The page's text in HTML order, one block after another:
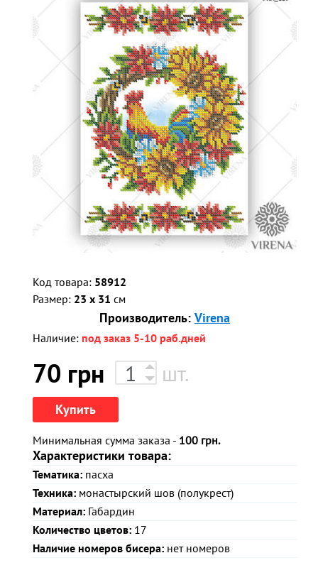
Код товара: 58912
Размер: 23 x 31 см
Производитель: Virena
Наличие: под заказ 5-10 раб.дней
70 грн шт.
Купить
Минимальная сумма заказа - 100 грн.
Характеристики товара:
Тематика: пасха
Техника: монастырский шов (полукрест)
Материал: Габардин
Количество цветов: 17
Наличие номеров бисера: нет номеров